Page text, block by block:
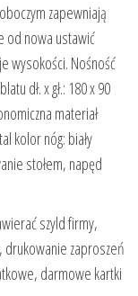
zapewniają
od nowa ustawić
wysokości. Nośność
dł. x gł.: 180 x 90
materiał
kolor nóg: biały
stołem, napęd
szyld firmy,
drukowanie zaproszeń
darmowe kartki